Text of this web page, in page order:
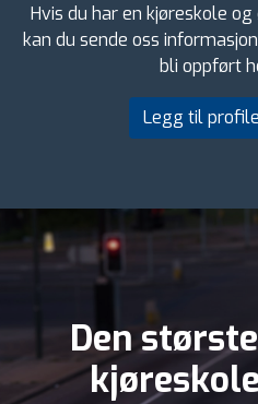
Hvis du har en kjøreskole
kan du sende oss
bli oppført
Legg til
Den